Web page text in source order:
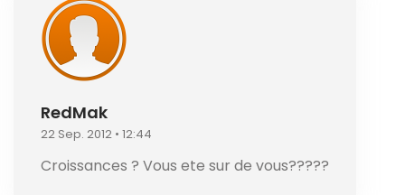
RedMak
22 Sep. 2012 • 12:44
Croissances ? Vous ete sur de vous?????